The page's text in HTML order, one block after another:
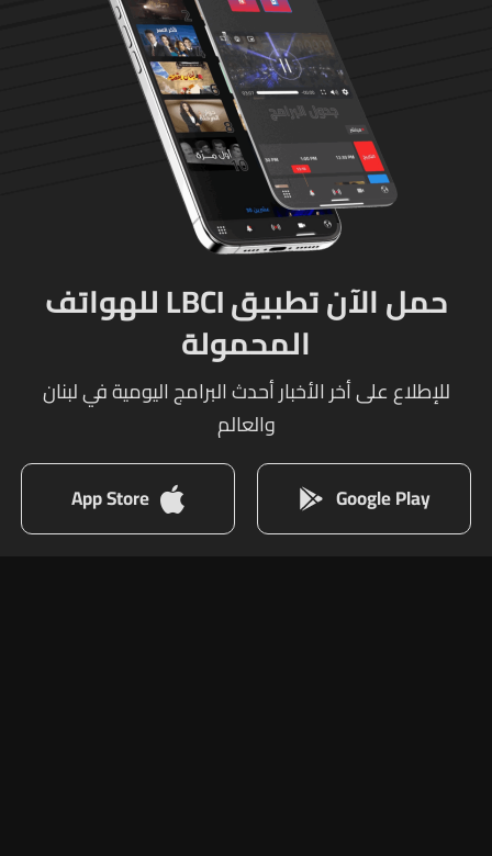
حمل الآن تطبيق LBCI للهواتف
المحمولة
للإطلاع على أخر الأخبار أحدث البرامج اليومية في لبنان
والعالم
Google Play
App Store